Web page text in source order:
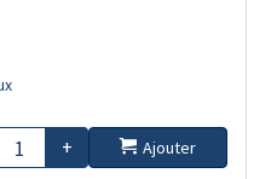
+ Ajouter